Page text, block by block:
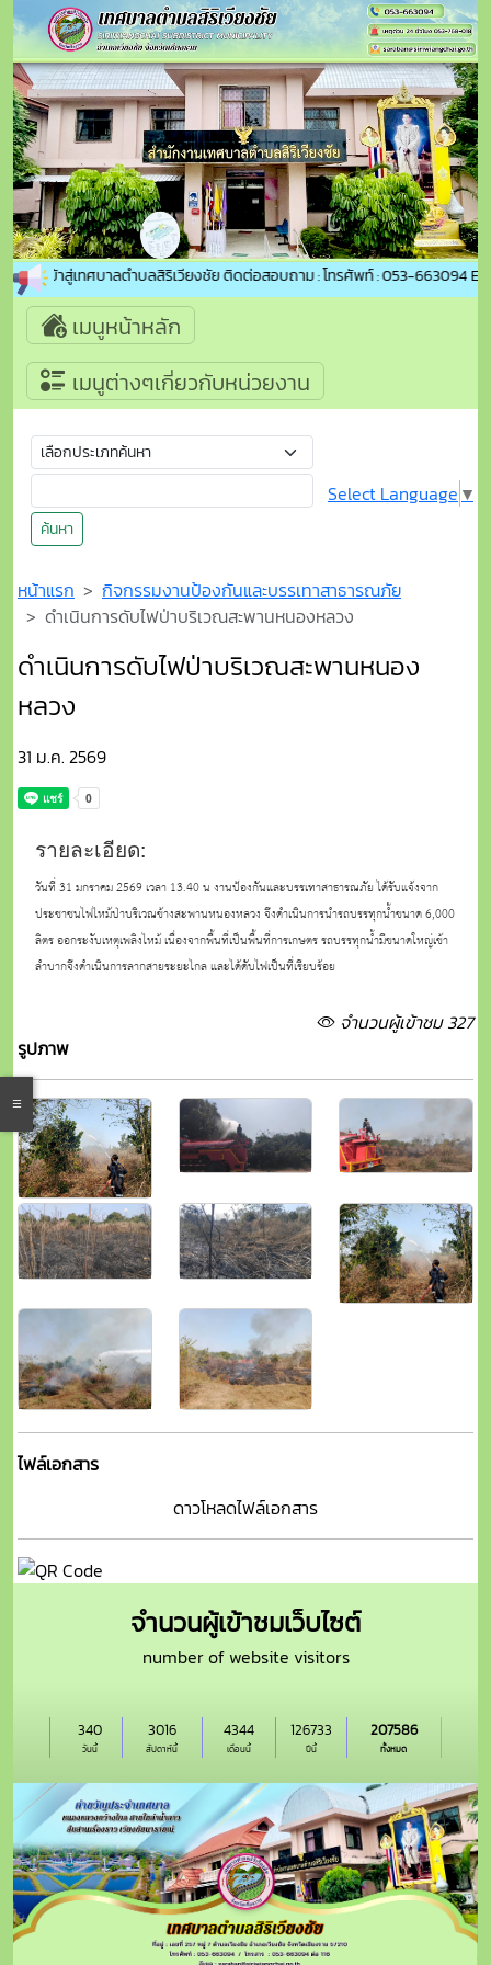
รับเข้าสู่เทศบาลตำบลสิริเวียงชัย ติดต่อสอบถาม : โทรศัพท์ : 053-663094 E-
เมนูหน้าหลัก
เมนูต่างๆเกี่ยวกับหน่วยงาน
ค้นหา
Select Language ▼
หน้าแรก
กิจกรรมงานป้องกันและบรรเทาสาธารณภัย
ดำเนินการดับไฟป่าบริเวณสะพานหนองหลวง
ดำเนินการดับไฟป่าบริเวณสะพานหนอง
หลวง
31 ม.ค. 2569
รายละเอียด:
วันที่ 31 มกราคม 2569 เวลา 13.40 น งานป้องกันและบรรเทาสาธารณภัย ได้รับแจ้งจาก
ประชาชนไฟไหม้ป่าบริเวณข้างสะพานหนองหลวง จึงดำเนินการนำรถบรรทุกน้ำขนาด 6,000
ลิตร ออกระงับเหตุเพลิงไหม้ เนื่องจากพื้นที่เป็นพื้นที่การเกษตร รถบรรทุกน้ำมีขนาดใหญ่เข้า
ลำบากจึงดำเนินการลากสายระยะไกล และได้ดับไฟเป็นที่เรียบร้อย
จำนวนผู้เข้าชม 327
รูปภาพ
ไฟล์เอกสาร
ดาวโหลดไฟล์เอกสาร
จำนวนผู้เข้าชมเว็บไซต์
number of website visitors
วันนี้
340
สัปดาห์นี้
3016
เดือนนี้
4344
ปีนี้
126733
ทั้งหมด
207586